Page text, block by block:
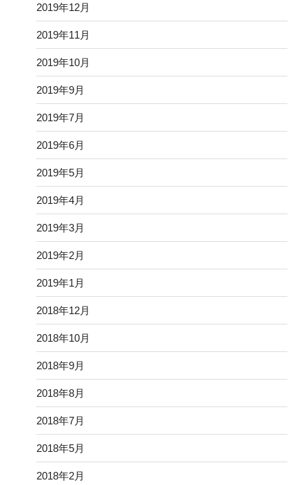
2019年12月
2019年11月
2019年10月
2019年9月
2019年7月
2019年6月
2019年5月
2019年4月
2019年3月
2019年2月
2019年1月
2018年12月
2018年10月
2018年9月
2018年8月
2018年7月
2018年5月
2018年2月